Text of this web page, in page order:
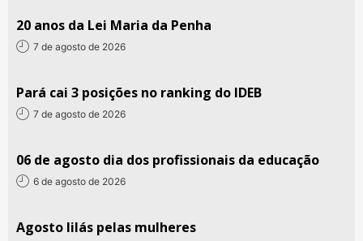
20 anos da Lei Maria da Penha
7 de agosto de 2026
Pará cai 3 posições no ranking do IDEB
7 de agosto de 2026
06 de agosto dia dos profissionais da educação
6 de agosto de 2026
Agosto lilás pelas mulheres